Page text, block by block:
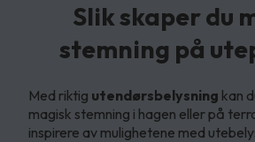
Slik skaper du
stemning på
Med riktig utendørsbelysning kan
magisk stemning i hagen eller på
inspirere av mulighetene med